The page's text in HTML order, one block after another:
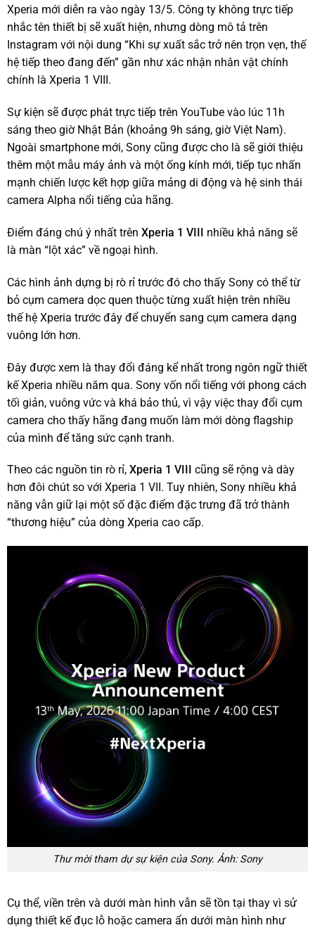
Xperia mới diễn ra vào ngày 13/5. Công ty không trực tiếp
nhắc tên thiết bị sẽ xuất hiện, nhưng dòng mô tả trên
Instagram với nội dung “Khi sự xuất sắc trở nên trọn vẹn, thế
hệ tiếp theo đang đến” gần như xác nhận nhân vật chính
chính là Xperia 1 VIII.
Sự kiện sẽ được phát trực tiếp trên YouTube vào lúc 11h
sáng theo giờ Nhật Bản (khoảng 9h sáng, giờ Việt Nam).
Ngoài smartphone mới, Sony cũng được cho là sẽ giới thiệu
thêm một mẫu máy ảnh và một ống kính mới, tiếp tục nhấn
mạnh chiến lược kết hợp giữa mảng di động và hệ sinh thái
camera Alpha nổi tiếng của hãng.
Điểm đáng chú ý nhất trên Xperia 1 VIII nhiều khả năng sẽ
là màn “lột xác” về ngoại hình.
Các hình ảnh dựng bị rò rỉ trước đó cho thấy Sony có thể từ
bỏ cụm camera dọc quen thuộc từng xuất hiện trên nhiều
thế hệ Xperia trước đây để chuyển sang cụm camera dạng
vuông lớn hơn.
Đây được xem là thay đổi đáng kể nhất trong ngôn ngữ thiết
kế Xperia nhiều năm qua. Sony vốn nổi tiếng với phong cách
tối giản, vuông vức và khá bảo thủ, vì vậy việc thay đổi cụm
camera cho thấy hãng đang muốn làm mới dòng flagship
của mình để tăng sức cạnh tranh.
Theo các nguồn tin rò rỉ, Xperia 1 VIII
cũng sẽ rộng và dày
hơn đôi chút so với Xperia 1 VII. Tuy nhiên, Sony nhiều khả
năng vẫn giữ lại một số đặc điểm đặc trưng đã trở thành
“thương hiệu” của dòng Xperia cao cấp.
Thư mời tham dự sự kiện của Sony. Ảnh: Sony
Cụ thể, viền trên và dưới màn hình vẫn sẽ tồn tại thay vì sử
dụng thiết kế đục lỗ hoặc camera ẩn dưới màn hình như